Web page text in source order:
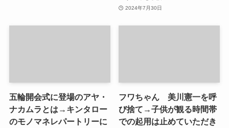
2024年7月30日
五輪開会式に登場のアヤ・
ナカムラとは→キンタロー
のモノマネレパートリーに
フワちゃん 美川憲一を呼
び捨て→子供が観る時間帯
での起用は止めていただき